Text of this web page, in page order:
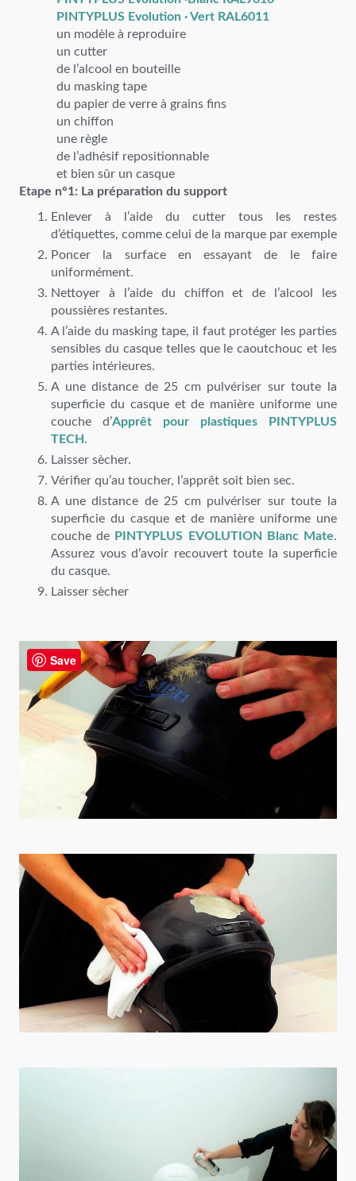
PINTYPLUS Evolution · Vert RAL6011
un modèle à reproduire
un cutter
de l’alcool en bouteille
du masking tape
du papier de verre à grains fins
un chiffon
une règle
de l’adhésif repositionnable
et bien sûr un casque
Etape n°1: La préparation du support
Enlever à l’aide du cutter tous les restes
d’étiquettes, comme celui de la marque par exemple
Poncer la surface en essayant de le faire
uniformément.
Nettoyer à l’aide du chiffon et de l’alcool les
poussières restantes.
A l’aide du masking tape, il faut protéger les parties
sensibles du casque telles que le caoutchouc et les
parties intérieures.
A une distance de 25 cm pulvériser sur toute la
superficie du casque et de manière uniforme une
couche d’Apprêt pour plastiques PINTYPLUS
TECH .
Laisser sècher.
Vérifier qu’au toucher, l’apprêt soit bien sec.
A une distance de 25 cm pulvériser sur toute la
superficie du casque et de manière uniforme une
couche de PINTYPLUS EVOLUTION Blanc Mate.
Assurez vous d’avoir recouvert toute la superficie
du casque.
Laisser sècher
Save